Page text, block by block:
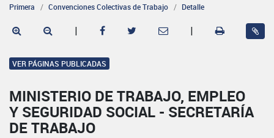
Primera Convenciones Colectivas de Trabajo Detalle
| |
VER PÁGINAS PUBLICADAS
MINISTERIO DE TRABAJO, EMPLEO
Y SEGURIDAD SOCIAL - SECRETARÍA
DE TRABAJO